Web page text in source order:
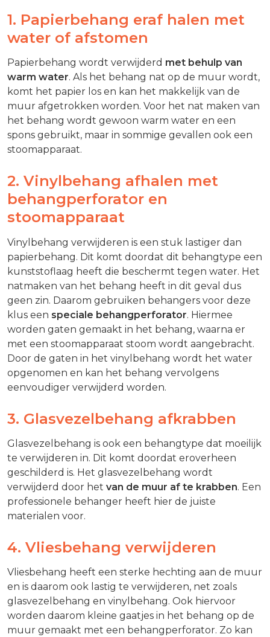
1. Papierbehang eraf halen met
water of afstomen
Papierbehang wordt verwijderd met behulp van
warm water. Als het behang nat op de muur wordt,
komt het papier los en kan het makkelijk van de
muur afgetrokken worden. Voor het nat maken van
het behang wordt gewoon warm water en een
spons gebruikt, maar in sommige gevallen ook een
stoomapparaat.
2. Vinylbehang afhalen met
behangperforator en
stoomapparaat
Vinylbehang verwijderen is een stuk lastiger dan
papierbehang. Dit komt doordat dit behangtype een
kunststoflaag heeft die beschermt tegen water. Het
natmaken van het behang heeft in dit geval dus
geen zin. Daarom gebruiken behangers voor deze
klus een speciale behangperforator. Hiermee
worden gaten gemaakt in het behang, waarna er
met een stoomapparaat stoom wordt aangebracht.
Door de gaten in het vinylbehang wordt het water
opgenomen en kan het behang vervolgens
eenvoudiger verwijderd worden.
3. Glasvezelbehang afkrabben
Glasvezelbehang is ook een behangtype dat moeilijk
te verwijderen in. Dit komt doordat eroverheen
geschilderd is. Het glasvezelbehang wordt
verwijderd door het van de muur af te krabben. Een
professionele behanger heeft hier de juiste
materialen voor.
4. Vliesbehang verwijderen
Vliesbehang heeft een sterke hechting aan de muur
en is daarom ook lastig te verwijderen, net zoals
glasvezelbehang en vinylbehang. Ook hiervoor
worden daarom kleine gaatjes in het behang op de
muur gemaakt met een behangperforator. Zo kan